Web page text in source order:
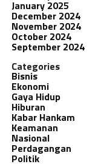
January 2025
December 2024
November 2024
October 2024
September 2024
Categories
Bisnis
Ekonomi
Gaya Hidup
Hiburan
Kabar Hankam
Keamanan
Nasional
Perdagangan
Politik